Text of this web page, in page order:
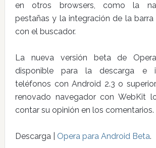
en otros browsers, como la
pestañas y la integración de la barra
con el buscador.
La nueva versión beta de
disponible para la descarga e
teléfonos con Android 2.3 o
renovado navegador con WebKit
contar su opinión en los comentarios.
Descarga | Opera para Android Beta.